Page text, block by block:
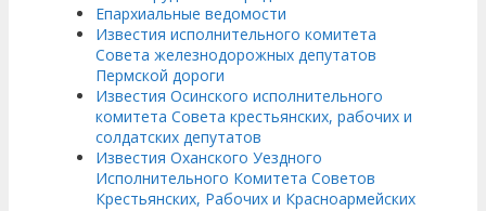
Епархиальные ведомости
Известия исполнительного комитета
Совета железнодорожных депутатов
Пермской дороги
Известия Осинского исполнительного
комитета Совета крестьянских, рабочих и
солдатских депутатов
Известия Оханского Уездного
Исполнительного Комитета Советов
Крестьянских, Рабочих и Красноармейских